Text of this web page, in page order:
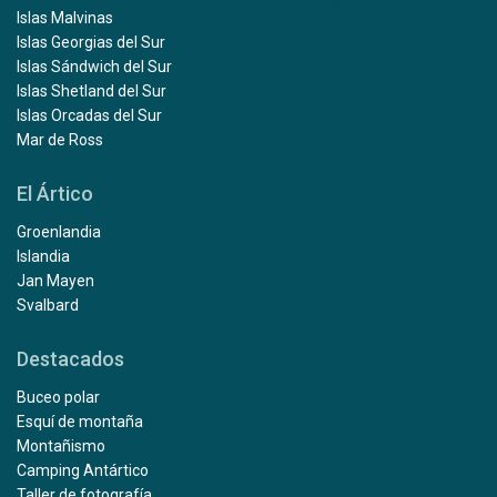
Islas Malvinas
Islas Georgias del Sur
Islas Sándwich del Sur
Islas Shetland del Sur
Islas Orcadas del Sur
Mar de Ross
El Ártico
Groenlandia
Islandia
Jan Mayen
Svalbard
Destacados
Buceo polar
Esquí de montaña
Montañismo
Camping Antártico